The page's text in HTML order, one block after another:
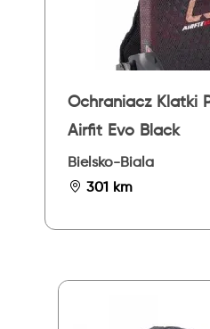
Ochraniacz Klatki
Airfit Evo Black
Bielsko-Biala
301 km